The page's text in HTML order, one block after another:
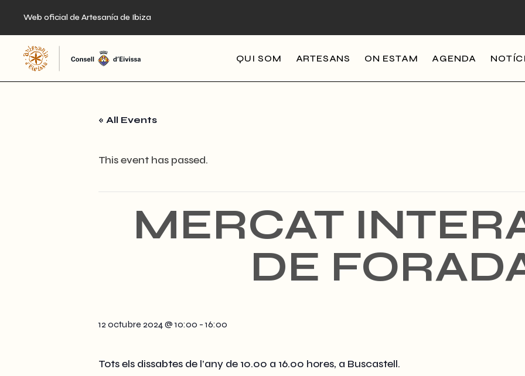
content
Web oficial de Artesanía de Ibiza
QUI SOM ARTESANS ON ESTAM AGENDA
« All Events
This event has passed.
MERCAT
DE
12 octubre 2024 @ 10:00 - 16:00
Tots els dissabtes de l’any de 10.00 a 16.00 hores, a Buscastell.